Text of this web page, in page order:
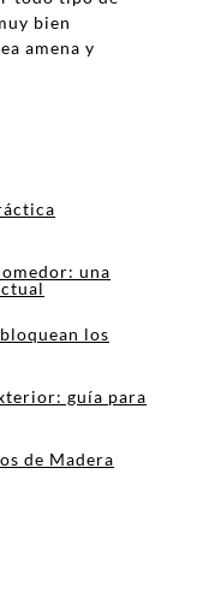
bien
amena y
una
los
guía para
de Madera